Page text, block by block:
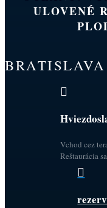
ULOVENÉ
BRATISLAVA

Vchod cez
Reštaurácia
